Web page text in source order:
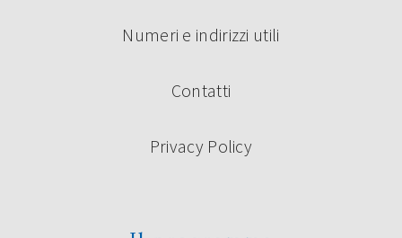
Numeri e indirizzi utili
Contatti
Privacy Policy